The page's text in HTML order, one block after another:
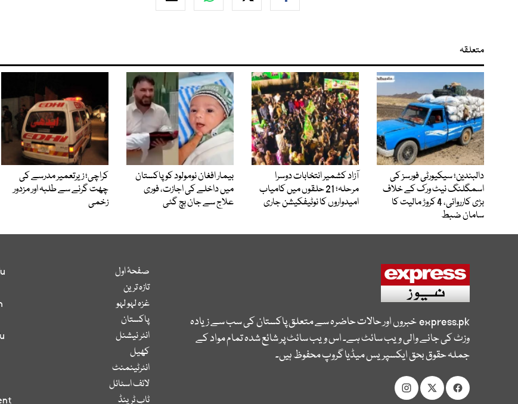
متعلقہ
دالبندین؛ سیکیورٹی فورسز کی
اسمگلنگ نیٹ ورک کے خلاف
بڑی کارروائی، 4 کروڑ مالیت کا
سامان ضبط
آزاد کشمیر انتخابات دوسرا
مرحلہ؛ 21 حلقوں میں کامیاب
امیدواروں کا نوٹیفکیشن جاری
بیمار افغان نومولود کو پاکستان
میں داخلے کی اجازت، فوری
علاج سے جان بچ گئی
کراچی؛ زیرتعمیر مدرسے کی
چھت گرنے سے طلبہ اور مزدور
زخمی
express.pkخبروں اور حالات حاضرہ سے متعلق پاکستان کی سب سے زیادہ
وزٹ کی جانے والی ویب سائٹ ہے۔ اس ویب سائٹ پر شائع شدہ تمام مواد کے
جملہ حقوق بحق ایکسپریس میڈیا گروپ محفوظ ہیں۔
صفحۂ اول
تازہ ترین
غزہ لہو لہو
پاکستان
انٹر نیشنل
کھیل
انٹرٹینمنٹ
لائف اسٹائل
ٹاپ ٹرینڈ